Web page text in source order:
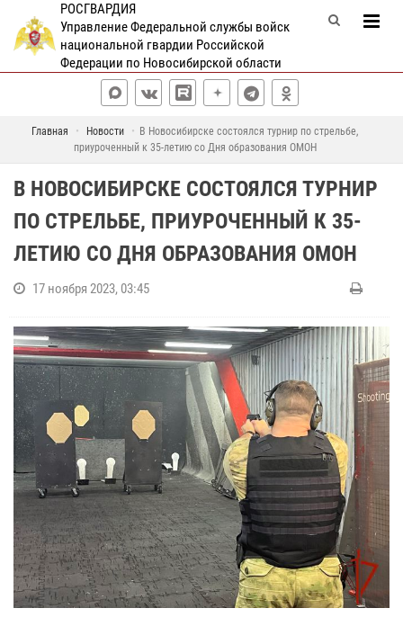
РОСГВАРДИЯ
Управление Федеральной службы войск
национальной гвардии Российской
Федерации по Новосибирской области
Главная Новости
В Новосибирске состоялся турнир по стрельбе,
приуроченный к 35-летию со Дня образования ОМОН
В НОВОСИБИРСКЕ СОСТОЯЛСЯ ТУРНИР
ПО СТРЕЛЬБЕ, ПРИУРОЧЕННЫЙ К 35-
ЛЕТИЮ СО ДНЯ ОБРАЗОВАНИЯ ОМОН
17 ноября 2023, 03:45